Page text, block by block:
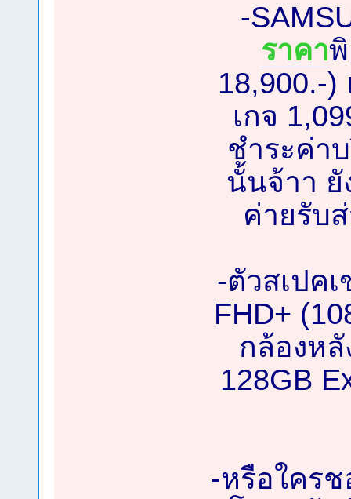
-
ราคา
18,900.-)
เกจ
ชำระค่า
นั้นจ้าา
ค่ายรับ
-ตัวสเปค
FHD+
กล้องหลั
128GB
-หรือใครช